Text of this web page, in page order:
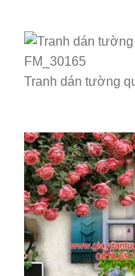
Tranh dán tường